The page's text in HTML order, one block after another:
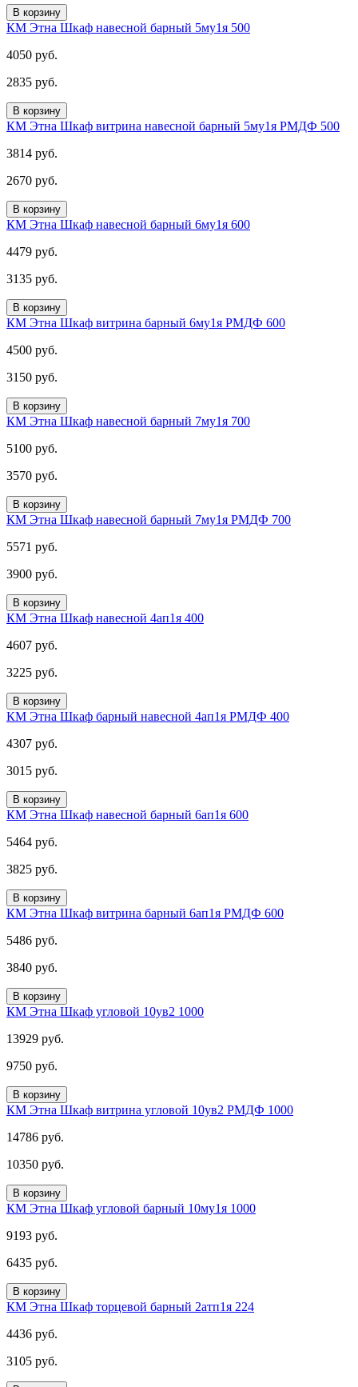
В корзину
КМ Этна Шкаф навесной барный 5му1я 500
4050 руб.
2835 руб.
В корзину
КМ Этна Шкаф витрина навесной барный 5му1я РМДФ 500
3814 руб.
2670 руб.
В корзину
КМ Этна Шкаф навесной барный 6му1я 600
4479 руб.
3135 руб.
В корзину
КМ Этна Шкаф витрина барный 6му1я РМДФ 600
4500 руб.
3150 руб.
В корзину
КМ Этна Шкаф навесной барный 7му1я 700
5100 руб.
3570 руб.
В корзину
КМ Этна Шкаф навесной барный 7му1я РМДФ 700
5571 руб.
3900 руб.
В корзину
КМ Этна Шкаф навесной 4ап1я 400
4607 руб.
3225 руб.
В корзину
КМ Этна Шкаф барный навесной 4ап1я РМДФ 400
4307 руб.
3015 руб.
В корзину
КМ Этна Шкаф навесной барный 6ап1я 600
5464 руб.
3825 руб.
В корзину
КМ Этна Шкаф витрина барный 6ап1я РМДФ 600
5486 руб.
3840 руб.
В корзину
КМ Этна Шкаф угловой 10ув2 1000
13929 руб.
9750 руб.
В корзину
КМ Этна Шкаф витрина угловой 10ув2 РМДФ 1000
14786 руб.
10350 руб.
В корзину
КМ Этна Шкаф угловой барный 10му1я 1000
9193 руб.
6435 руб.
В корзину
КМ Этна Шкаф торцевой барный 2атп1я 224
4436 руб.
3105 руб.